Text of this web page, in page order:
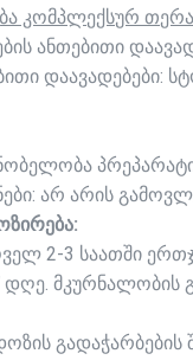
კომპლექსურ
ანთებითი
დაავადებები:
არ არის
2-3 საათში
მკურნალობის
გადაჭარბების